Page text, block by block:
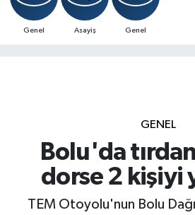
Genel Asayiş Genel
GENEL
Bolu'da
dorse 2 kişiyi
TEM Otoyolu'nun Bolu